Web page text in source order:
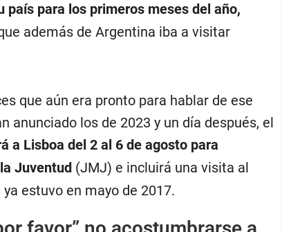
para los primeros meses del año,
además de Argentina iba a visitar
que aún era pronto para hablar de ese
anunciado los de 2023 y un día después, el
a Lisboa del 2 al 6 de agosto para
Juventud (JMJ) e incluirá una visita al
ya estuvo en mayo de 2017.